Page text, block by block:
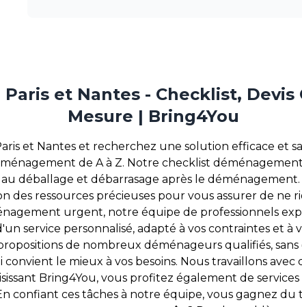
et Nantes - Checklist, Devis
Mesure | Bring4You
et Nantes et recherchez une solution efficace et
de A à Z. Notre checklist
déballage et débarrasage après le
des ressources précieuses pour vous assurer de ne
urgent, notre équipe de professionnels
service personnalisé, adapté à vos contraintes et
de nombreux déménageurs qualifiés,
le mieux à vos besoins. Nous travaillons
Bring4You, vous profitez également de
confiant ces tâches à notre équipe, vous gagnez